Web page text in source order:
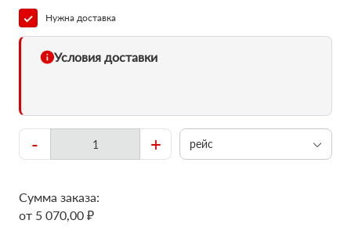
Нужна доставка
Условия доставки
- + рейс
Сумма заказа:
от 5 070,00 ₽